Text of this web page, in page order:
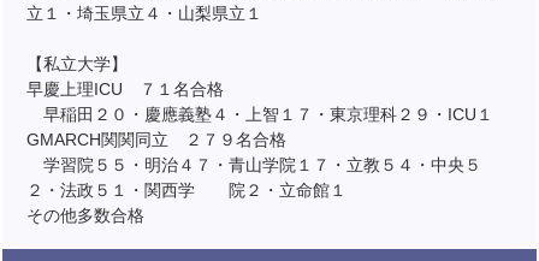
立１・埼玉県立４・山梨県立１
【私立大学】
早慶上理ICU ７１名合格
早稲田２０・慶應義塾４・上智１７・東京理科２９・ICU１
GMARCH関関同立 ２７９名合格
学習院５５・明治４７・青山学院１７・立教５４・中央５
２・法政５１・関西学 院２・立命館１
その他多数合格